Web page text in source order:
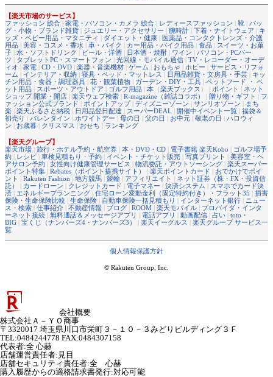
【楽天市場のサービス】
ファッション 総合 | 家電・パソコン・カメラ 総合 | レディースファッション | 靴 | バッ
グ・小物・ブランド雑貨 | ジュエリー・アクセサリー | 腕時計 | 下着・ナイトウェア | キ
ッズ・ベビー用品・マタニティ | ダイエット・健康 | 医薬品・コンタクトレンズ・介護
用品 | 美容・コスメ・香水 | 車・バイク | カー用品・バイク用品 | 食品 | スイーツ・お菓
子 | 水・ソフトドリンク | ビール・洋酒 | 日本酒・焼酎 | ワイン | パソコン・PCパー
ツ | タブレットPC・スマートフォン | 光回線・モバイル通信 | TV・レコーダー・オーデ
ィオ | 家電 | CD・DVD | 楽器・音楽機材 | ゲーム | おもちゃ | ホビー | サービス・リフォ
ーム | インテリア・収納 | 寝具・ベッド・マットレス | 日用品雑貨・文房具・手芸 | キッ
チン用品・食器・調理器具 | 花・観葉植物 | ガーデン・DIY・工具 | ペットフード ・ ペ
ット用品 | スポーツ・アウトドア | ゴルフ用品 | 本 （楽天ブックス ） | ポイント | ネット
ショップ 開業・開店 | 楽天ウェブ検索 | R-magazine（雑誌コラボ） | 贈り物・ギフト | フ
ァッション公式ブランド | ポイントアップ| ディズニーゾーン | サンリオゾーン | まち
楽 | 楽天ふるさと納税 | 日用品翌日配達 | スーパーDEAL | 開催中イベント一覧 | 福袋＆
初売り | バレンタイン | ホワイトデー | 母の日 | 父の日 | お中元 | 敬老の日 | ハロウィ
ン | お歳暮 | クリスマス | おせち | ランキング
【楽天グループ】
楽天市場 | 旅行・ホテル予約・航空券 | 本・DVD・CD | 電子書籍 楽天Kobo | ゴルフ場予
約 | レシピ | 車検見積もり・予約 | イベント・チケット販売 | 写真プリント | 美容室・ヘ
アサロン予約 | 女性向け健康管理サービス | 物流委託・アウトソーシング | 楽天スーパー
ポイント特集 | Rebates（ポイント提携サイト） | 楽天ポイントカード | おでかけでポイ
ント | Rakuten Fashion | 地方競馬 | 競輪 | アフィリエイト | ネット証券（株・FX・投資信
託）
| カードローン | クレジットカード | 電子マネー | 決済システム | スマホでカード決
済 | エネルギープランニング | 住宅ローン変動金利（固定特約付き）・フラット35 | 損害
保険・生命保険比較 | 生命保険 | 自動車保険一括見積もり | インターネット銀行 | ニュー
ス・検索 | 仕事紹介 | 不動産情報 | ブログ | ROOM | 楽天モバイル | プロバイダ・インタ
ーネット接続 | 無料通話＆メッセージアプリ | 電話アプリ | 動画配信 | 占い | toto・
BIG | 宝くじ（ナンバーズ4・ナンバーズ3） | 楽天イーグルス | 楽天グループ サービス一
覧
個人情報保護方針
© Rakuten Group, Inc.
会社概要
株式会社Ａ－ＹＯ商事
〒3320017 埼玉県川口市栄町３－１０－３みどりビルディング３Ｆ
TEL:0484244778 FAX:0484307158
代表者:全 心赫
店舗運営責任者: 見目
店舗セキュリティ責任者:全 心赫
購入履歴からの適格請求書発行:対応可能